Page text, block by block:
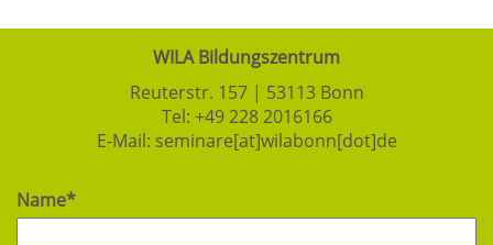
WILA Bildungszentrum
Reuterstr. 157 | 53113 Bonn
Tel: +49 228 2016166
E-Mail: seminare[at]wilabonn[dot]de
Name*